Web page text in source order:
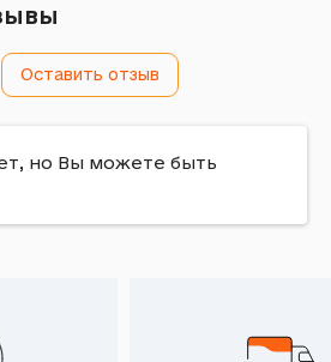
Оставить отзыв
но Вы можете быть